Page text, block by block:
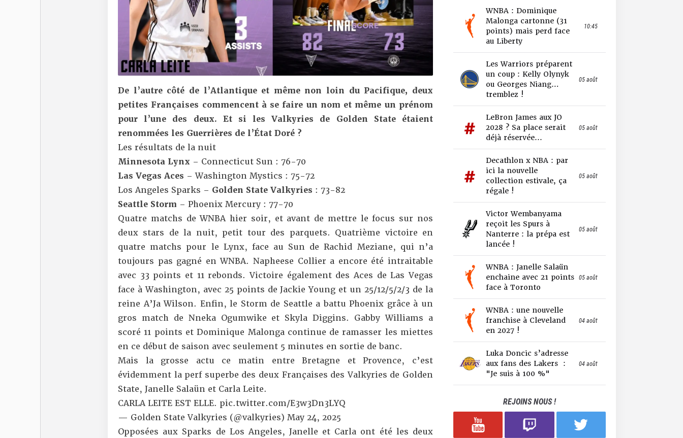
De l’autre côté de l’Atlantique et même non loin du Pacifique, deux
petites Françaises commencent à se faire un nom et même un prénom
pour l’une des deux. Et si les Valkyries de Golden State étaient
renommées les Guerrières de l’État Doré ?
Les résultats de la nuit
Minnesota Lynx – Connecticut Sun : 76-70
Las Vegas Aces – Washington Mystics : 75-72
Los Angeles Sparks – Golden State Valkyries : 73-82
Seattle Storm – Phoenix Mercury : 77-70
Quatre matchs de WNBA hier soir, et avant de mettre le focus sur nos
deux stars de la nuit, petit tour des parquets. Quatrième victoire en
quatre matchs pour le Lynx, face au Sun de Rachid Meziane, qui n’a
toujours pas gagné en WNBA. Napheese Collier a encore été intraitable
avec 33 points et 11 rebonds. Victoire également des Aces de Las Vegas
face à Washington, avec 25 points de Jackie Young et un 25/12/5/2/3 de la
reine A’Ja Wilson. Enfin, le Storm de Seattle a battu Phoenix grâce à un
gros match de Nneka Ogumwike et Skyla Diggins. Gabby Williams a
scoré 11 points et Dominique Malonga continue de ramasser les miettes
en ce début de saison avec seulement 5 minutes en sortie de banc.
Mais la grosse actu ce matin entre Bretagne et Provence, c’est
évidemment la perf superbe des deux Françaises des Valkyries de Golden
State, Janelle Salaün et Carla Leite.
CARLA LEITE EST ELLE. pic.twitter.com/E3w3Dn3LYQ
— Golden State Valkyries (@valkyries) May 24, 2025
Opposées aux Sparks de Los Angeles, Janelle et Carla ont été les deux
WNBA : Dominique
Malonga cartonne (31
points) mais perd face
au Liberty
10:45
Les Warriors préparent
un coup : Kelly Olynyk
ou Georges Niang…
tremblez !
05 août
LeBron James aux JO
2028 ? Sa place serait
déjà réservée...
05 août
Decathlon x NBA : par
ici la nouvelle
collection estivale, ça
régale !
05 août
Victor Wembanyama
reçoit les Spurs à
Nanterre : la prépa est
lancée !
05 août
WNBA : Janelle Salaün
enchaine avec 21 points
face à Toronto
05 août
WNBA : une nouvelle
franchise à Cleveland
en 2027 !
04 août
Luka Doncic s’adresse
aux fans des Lakers :
"Je suis à 100 %"
04 août
REJOINS NOUS !